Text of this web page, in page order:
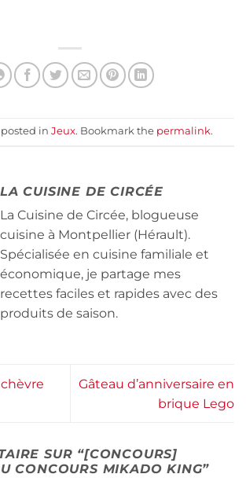
in Jeux. Bookmark the permalink.
LA CUISINE DE CIRCÉE
La Cuisine de Circée, blogueuse
cuisine à Montpellier (Hérault).
Spécialisée en cuisine familiale et
économique, je partage mes
recettes faciles et rapides avec des
produits de saison.
Gâteau d’anniversaire en
brique Lego
SUR “[CONCOURS]
CONCOURS MIKADO KING”